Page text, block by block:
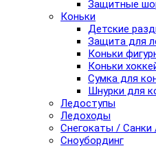
Защитные
Коньки
Детские
Защита для
Коньки
Коньки
Сумка для
Шнурки для
Ледоступы
Ледоходы
Снегокаты / Санки
Сноубординг